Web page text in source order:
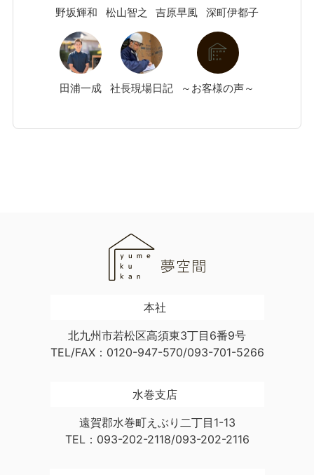
野坂輝和 松山智之 吉原早風 深町伊都子
田浦一成 社長現場日記 ～お客様の声～
本社
北九州市若松区高須東3丁目6番9号
TEL/FAX：0120-947-570/093-701-5266
水巻支店
遠賀郡水巻町えぶり二丁目1-13
TEL：093-202-2118/093-202-2116